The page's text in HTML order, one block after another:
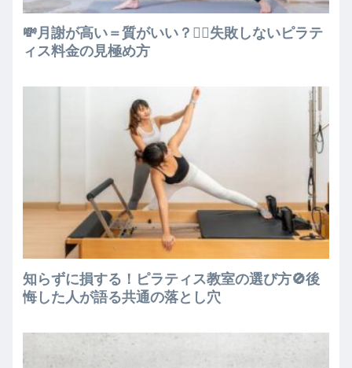
💸月謝が高い＝質がいい？🧘‍♀️失敗しないピラテ
ィス料金の見極め方
知らずに損する！ピラティス教室の選び方🚫後
悔した人が語る共通の落とし穴